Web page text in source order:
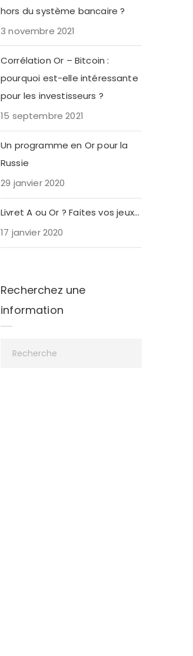
hors du système bancaire ?
3 novembre 2021
Corrélation Or – Bitcoin :
pourquoi est-elle intéressante
pour les investisseurs ?
15 septembre 2021
Un programme en Or pour la
Russie
29 janvier 2020
Livret A ou Or ? Faites vos jeux…
17 janvier 2020
Recherchez une
information